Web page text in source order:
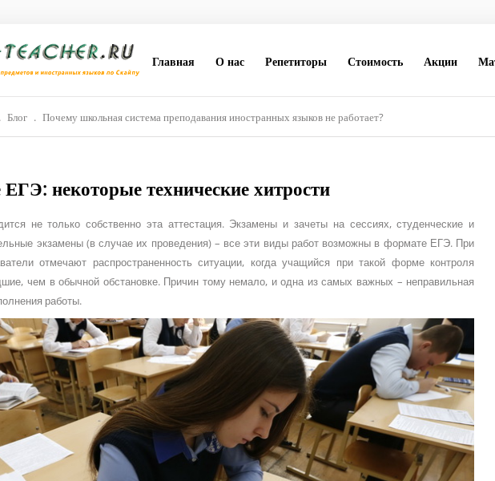
Главная О нас Репетиторы Стоимость Акции
. Блог . Почему школьная система преподавания иностранных языков не работает?
некоторые технические хитрости
не только собственно эта аттестация. Экзамены и зачеты на сессиях, студенческие и
экзамены (в случае их проведения) – все эти виды работ возможны в формате ЕГЭ. При
отмечают распространенность ситуации, когда учащийся при такой форме контроля
чем в обычной обстановке. Причин тому немало, и одна из самых важных – неправильная
работы.